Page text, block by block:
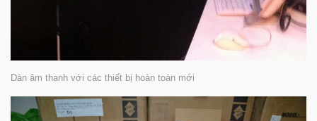
Dàn âm thanh với các thiết bị hoàn toàn mới